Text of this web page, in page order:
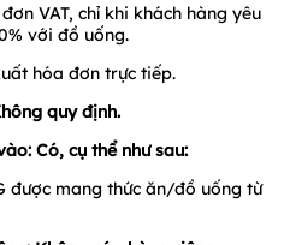
VAT, chỉ khi khách hàng yêu
với đồ uống.
hóa đơn trực tiếp.
quy định.
Có, cụ thể như sau:
được mang thức ăn/đồ uống từ